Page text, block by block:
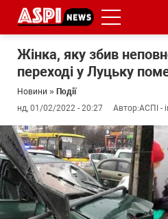
Жінка, яку збив
переході у Луцьку
Новини » Події
нд, 01/02/2022 - 20:27
Автор:АСПІ -
#ООС
#боротьба
з
корупцією
#ДФС